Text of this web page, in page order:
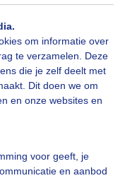
om informatie over
te verzamelen. Deze
die je zelf deelt met
Dit doen we om
en onze websites en
voor geeft, je
en aanbod